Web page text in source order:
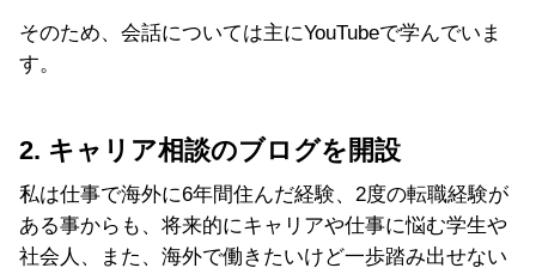
そのため、会話については主にYouTubeで学んでいま
す。
2. キャリア相談のブログを開設
私は仕事で海外に6年間住んだ経験、2度の転職経験が
ある事からも、将来的にキャリアや仕事に悩む学生や
社会人、また、海外で働きたいけど一歩踏み出せない